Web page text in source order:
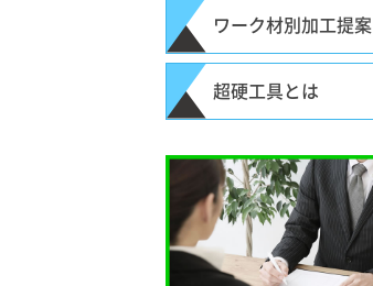
ワーク材別加工提案
超硬工具とは